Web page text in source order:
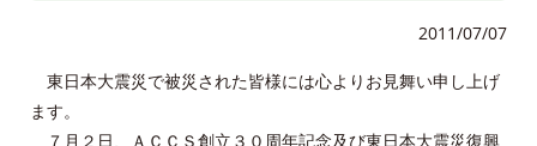
2011/07/07
東日本大震災で被災された皆様には心よりお見舞い申し上げ
ます。
７月２日、ＡＣＣＳ創立３０周年記念及び東日本大震災復興
サービスエリア
利用料金